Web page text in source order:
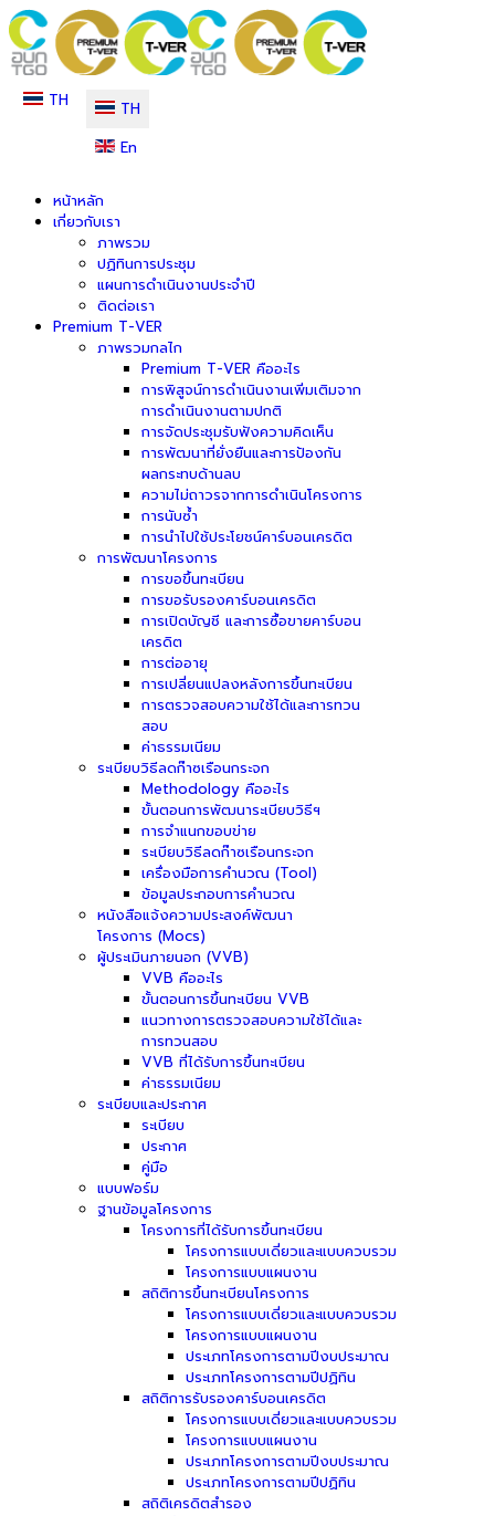
TH
TH
En
หน้าหลัก
เกี่ยวกับเรา
ภาพรวม
ปฏิทินการประชุม
แผนการดำเนินงานประจำปี
ติดต่อเรา
Premium T-VER
ภาพรวมกลไก
Premium T-VER คืออะไร
การพิสูจน์การดำเนินงานเพิ่มเติมจาก
การดำเนินงานตามปกติ
การจัดประชุมรับฟังความคิดเห็น
การพัฒนาที่ยั่งยืนและการป้องกัน
ผลกระทบด้านลบ
ความไม่ถาวรจากการดำเนินโครงการ
การนับซ้ำ
การนำไปใช้ประโยชน์คาร์บอนเครดิต
การพัฒนาโครงการ
การขอขึ้นทะเบียน
การขอรับรองคาร์บอนเครดิต
การเปิดบัญชี และการซื้อขายคาร์บอน
เครดิต
การต่ออายุ
การเปลี่ยนแปลงหลังการขึ้นทะเบียน
การตรวจสอบความใช้ได้และการทวน
สอบ
ค่าธรรมเนียม
ระเบียบวิธีลดก๊าซเรือนกระจก
Methodology คืออะไร
ขั้นตอนการพัฒนาระเบียบวิธีฯ
การจำแนกขอบข่าย
ระเบียบวิธีลดก๊าซเรือนกระจก
เครื่องมือการคำนวณ (Tool)
ข้อมูลประกอบการคำนวณ
หนังสือแจ้งความประสงค์พัฒนา
โครงการ (Mocs)
ผู้ประเมินภายนอก (VVB)
VVB คืออะไร
ขั้นตอนการขึ้นทะเบียน VVB
แนวทางการตรวจสอบความใช้ได้และ
การทวนสอบ
VVB ที่ได้รับการขึ้นทะเบียน
ค่าธรรมเนียม
ระเบียบและประกาศ
ระเบียบ
ประกาศ
คู่มือ
แบบฟอร์ม
ฐานข้อมูลโครงการ
โครงการที่ได้รับการขึ้นทะเบียน
โครงการแบบเดี่ยวและแบบควบรวม
โครงการแบบแผนงาน
สถิติการขึ้นทะเบียนโครงการ
โครงการแบบเดี่ยวและแบบควบรวม
โครงการแบบแผนงาน
ประเภทโครงการตามปีงบประมาณ
ประเภทโครงการตามปีปฏิทิน
สถิติการรับรองคาร์บอนเครดิต
โครงการแบบเดี่ยวและแบบควบรวม
โครงการแบบแผนงาน
ประเภทโครงการตามปีงบประมาณ
ประเภทโครงการตามปีปฏิทิน
สถิติเครดิตสำรอง